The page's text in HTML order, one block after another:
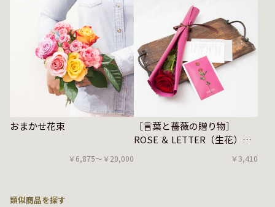
おまかせ花束
￥6,875〜￥20,000
［言葉と薔薇の贈り物］
ROSE ＆ LETTER（生花）赤
￥3,410
類似商品を探す